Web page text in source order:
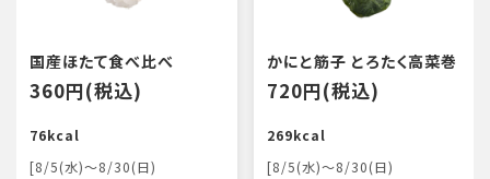
国産ほたて食べ比べ
360円(税込)
76kcal
[8/5(水)～8/30(日)
かにと筋子 とろたく高菜巻
720円(税込)
269kcal
[8/5(水)～8/30(日)